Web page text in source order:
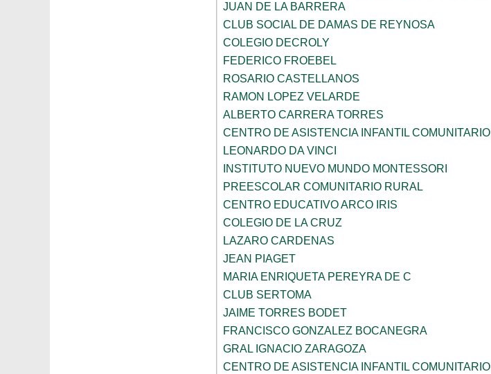
JUAN DE LA BARRERA
CLUB SOCIAL DE DAMAS DE REYNOSA
COLEGIO DECROLY
FEDERICO FROEBEL
ROSARIO CASTELLANOS
RAMON LOPEZ VELARDE
ALBERTO CARRERA TORRES
CENTRO DE ASISTENCIA INFANTIL COMUNITARIO
LEONARDO DA VINCI
INSTITUTO NUEVO MUNDO MONTESSORI
PREESCOLAR COMUNITARIO RURAL
CENTRO EDUCATIVO ARCO IRIS
COLEGIO DE LA CRUZ
LAZARO CARDENAS
JEAN PIAGET
MARIA ENRIQUETA PEREYRA DE C
CLUB SERTOMA
JAIME TORRES BODET
FRANCISCO GONZALEZ BOCANEGRA
GRAL IGNACIO ZARAGOZA
CENTRO DE ASISTENCIA INFANTIL COMUNITARIO